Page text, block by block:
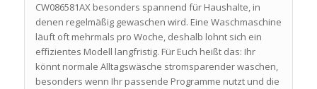
CW086581AX besonders spannend für Haushalte, in
denen regelmäßig gewaschen wird. Eine Waschmaschine
läuft oft mehrmals pro Woche, deshalb lohnt sich ein
effizientes Modell langfristig. Für Euch heißt das: Ihr
könnt normale Alltagswäsche stromsparender waschen,
besonders wenn Ihr passende Programme nutzt und die